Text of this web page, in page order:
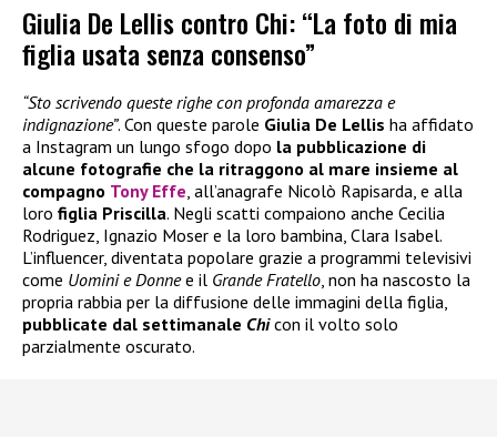
Giulia De Lellis contro Chi: “La foto di mia
figlia usata senza consenso”
“Sto scrivendo queste righe con profonda amarezza e
indignazione”. Con queste parole Giulia De Lellis ha affidato
a Instagram un lungo sfogo dopo la pubblicazione di
alcune fotografie che la ritraggono al mare insieme al
compagno Tony Effe, all’anagrafe Nicolò Rapisarda, e alla
loro figlia Priscilla. Negli scatti compaiono anche Cecilia
Rodriguez, Ignazio Moser e la loro bambina, Clara Isabel.
L’influencer, diventata popolare grazie a programmi televisivi
come Uomini e Donnee il Grande Fratello, non ha nascosto la
propria rabbia per la diffusione delle immagini della figlia,
pubblicate dal settimanale Chicon il volto solo
parzialmente oscurato.